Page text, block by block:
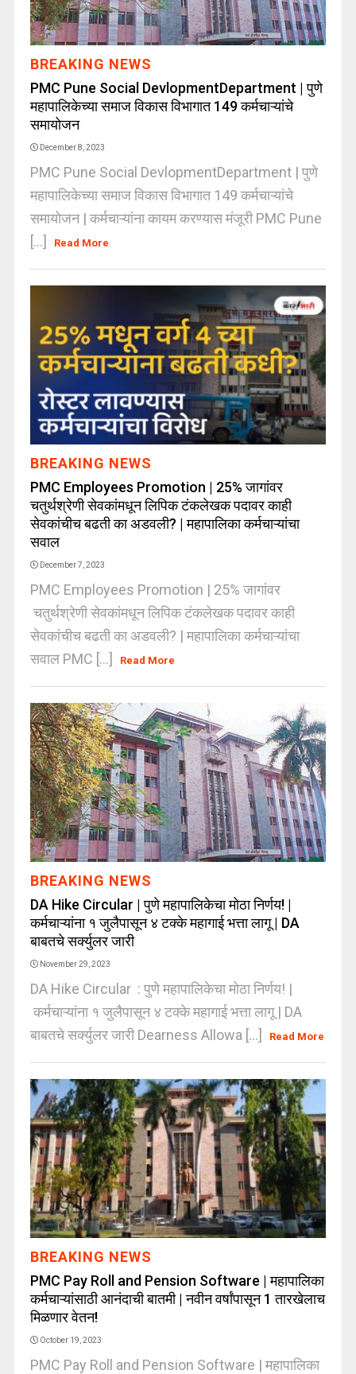
BREAKING NEWS
PMC Pune Social DevlopmentDepartment | पुणे
महापालिकेच्या समाज विकास विभागात 149 कर्मचाऱ्यांचे
समायोजन
December 8, 2023
PMC Pune Social DevlopmentDepartment | पुणे
महापालिकेच्या समाज विकास विभागात 149 कर्मचाऱ्यांचे
समायोजन | कर्मचाऱ्यांना कायम करण्यास मंजूरी PMC Pune
[...]
Read More
BREAKING NEWS
PMC Employees Promotion | 25% जागांवर
चतुर्थश्रेणी सेवकांमधून लिपिक टंकलेखक पदावर काही
सेवकांचीच बढती का अडवली? | महापालिका कर्मचाऱ्यांचा
सवाल
December 7, 2023
PMC Employees Promotion | 25% जागांवर
चतुर्थश्रेणी सेवकांमधून लिपिक टंकलेखक पदावर काही
सेवकांचीच बढती का अडवली? | महापालिका कर्मचाऱ्यांचा
सवाल PMC [...]
Read More
BREAKING NEWS
DA Hike Circular | पुणे महापालिकेचा मोठा निर्णय! |
कर्मचाऱ्यांना १ जुलैपासून ४ टक्के महागाई भत्ता लागू | DA
बाबतचे सर्क्युलर जारी
November 29, 2023
DA Hike Circular : पुणे महापालिकेचा मोठा निर्णय! |
कर्मचाऱ्यांना १ जुलैपासून ४ टक्के महागाई भत्ता लागू | DA
बाबतचे सर्क्युलर जारी Dearness Allowa [...]
Read More
BREAKING NEWS
PMC Pay Roll and Pension Software | महापालिका
कर्मचाऱ्यांसाठी आनंदाची बातमी | नवीन वर्षांपासून 1 तारखेलाच
मिळणार वेतन!
October 19, 2023
PMC Pay Roll and Pension Software | महापालिका